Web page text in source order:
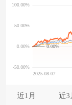
0.00%
近1月 近3